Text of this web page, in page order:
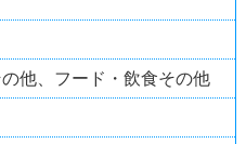
他、フード・飲食その他